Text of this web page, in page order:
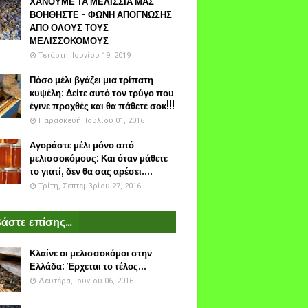
ΒΟΗΘΗΣΤΕ - ΦΩΝΗ ΑΠΟΓΝΩΣΗΣ
ΑΠΟ ΟΛΟΥΣ ΤΟΥΣ
ΜΕΛΙΣΣΟΚΟΜΟΥΣ
Τετάρτη, Ιουνίου 19, 2019
Πόσο μέλι βγάζει μια τρίπατη
κυψέλη: Δείτε αυτό τον τρύγο που
έγινε προχθές και θα πάθετε σοκ!!!
Παρασκευή, Ιουλίου 01, 2016
Αγοράστε μέλι μόνο από
μελισσοκόμους: Και όταν μάθετε
το γιατί, δεν θα σας αρέσει....
Τρίτη, Σεπτεμβρίου 27, 2016
επίσης...
Κλαίνε οι μελισσοκόμοι στην
Ελλάδα: Έρχεται το τέλος...
Δευτέρα, Ιουνίου 06, 2016